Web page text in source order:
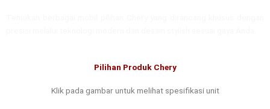
Pilihan Produk Chery
Klik pada gambar untuk melihat spesifikasi unit